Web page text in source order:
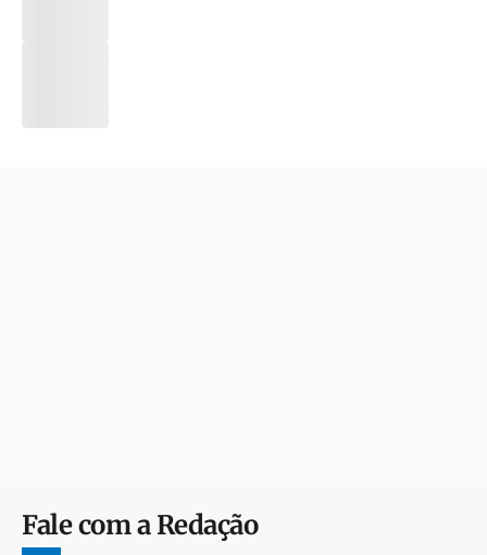
Fale com a Redação